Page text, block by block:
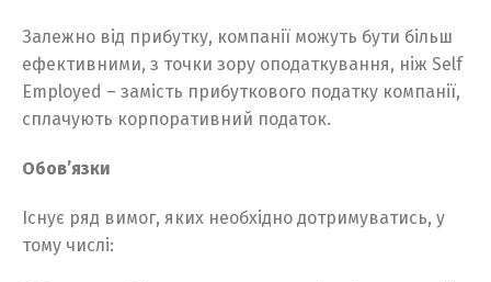
Залежно від прибутку, компанії можуть бути більш
ефективними, з точки зору оподаткування, ніж Self
Employed – замість прибуткового податку компанії,
сплачують корпоративний податок.
Обов’язки
Існує ряд вимог, яких необхідно дотримуватись, у
тому числі: